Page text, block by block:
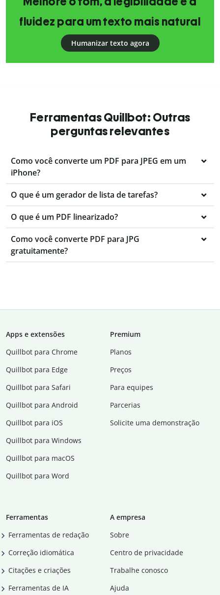
fluidez para um texto mais natural
Humanizar texto agora
Ferramentas Quillbot: Outras
perguntas relevantes
Como você converte um PDF para JPEG em um
iPhone?
O que é um gerador de lista de tarefas?
O que é um PDF linearizado?
Como você converte PDF para JPG
gratuitamente?
Apps e extensões
Quillbot para Chrome
Quillbot para Edge
Quillbot para Safari
Quillbot para Android
Quillbot para iOS
Quillbot para Windows
Quillbot para macOS
Quillbot para Word
Premium
Planos
Preços
Para equipes
Parcerias
Solicite uma demonstração
Ferramentas
Ferramentas de redação
Correção idiomática
Citações e criações
Ferramentas de IA
A empresa
Sobre
Centro de privacidade
Trabalhe conosco
Ajuda